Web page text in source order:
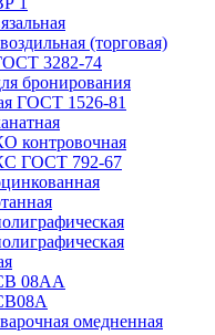
(торговая)
3282-74
бронирования
ГОСТ 1526-81
контровочная
ГОСТ 792-67
08АА
омедненная